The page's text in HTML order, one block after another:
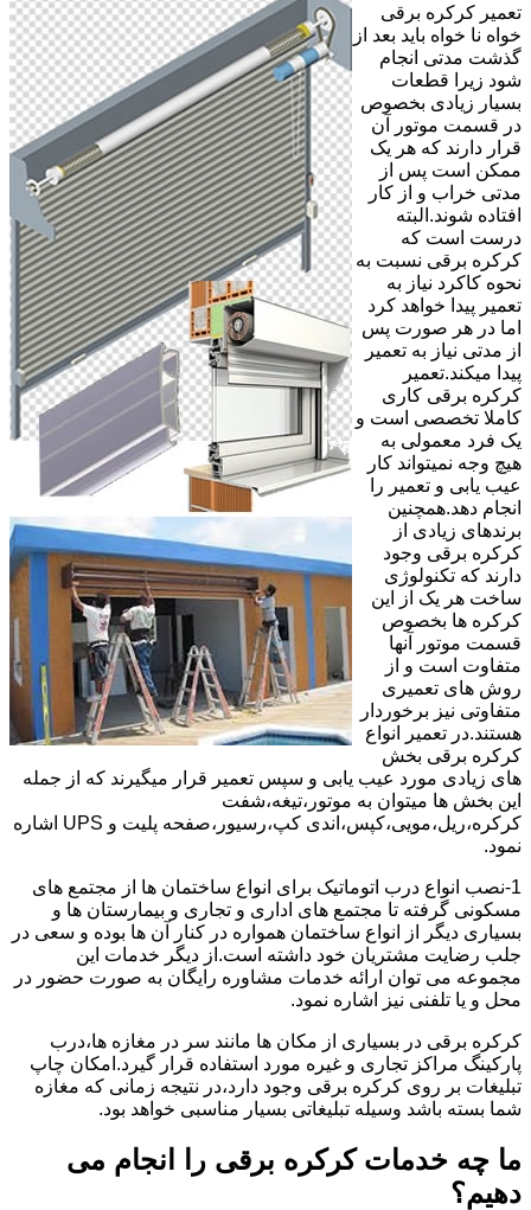
تعمیر کرکره برقی
خواه نا خواه باید بعد از
گذشت مدتی انجام
شود زیرا قطعات
بسیار زیادی بخصوص
در قسمت موتور آن
قرار دارند که هر یک
ممکن است پس از
مدتی خراب و از کار
افتاده شوند.البته
درست است که
کرکره برقی نسبت به
نحوه کاکرد نیاز به
تعمیر پیدا خواهد کرد
اما در هر صورت پس
از مدتی نیاز به تعمیر
پیدا میکند.تعمیر
کرکره برقی کاری
کاملا تخصصی است و
یک فرد معمولی به
هیچ وجه نمیتواند کار
عیب یابی و تعمیر را
انجام دهد.همچنین
برندهای زیادی از
کرکره برقی وجود
دارند که تکنولوژی
ساخت هر یک از این
کرکره ها بخصوص
قسمت موتور آنها
متفاوت است و از
روش های تعمیری
متفاوتی نیز برخوردار
هستند.در تعمیر انواع
کرکره برقی بخش
های زیادی مورد عیب یابی و سپس تعمیر قرار میگیرند که از جمله
این بخش ها میتوان به موتور،تیغه،شفت
کرکره،ریل،مویی،کپس،اندی کپ،رسیور،صفحه پلیت و UPS اشاره
نمود.
1-نصب انواع درب اتوماتیک برای انواع ساختمان ها از مجتمع های
مسکونی گرفته تا مجتمع های اداری و تجاری و بیمارستان ها و
بسیاری دیگر از انواع ساختمان همواره در کنار آن ها بوده و سعی در
جلب رضایت مشتریان خود داشته است.از دیگر خدمات این
مجموعه می توان ارائه خدمات مشاوره رایگان به صورت حضور در
محل و یا تلفنی نیز اشاره نمود.
کرکره برقی در بسیاری از مکان ها مانند سر در مغازه ها،درب
پارکینگ مراکز تجاری و غیره مورد استفاده قرار گیرد.امکان چاپ
تبلیغات بر روی کرکره برقی وجود دارد،در نتیجه زمانی که مغازه
شما بسته باشد وسیله تبلیغاتی بسیار مناسبی خواهد بود.
ما چه خدمات کرکره برقی را انجام می
دهیم؟